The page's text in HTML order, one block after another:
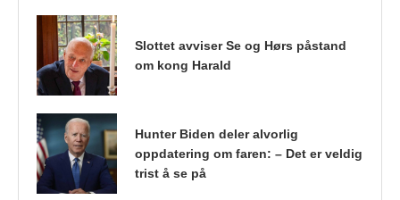
Slottet avviser Se og Hørs påstand
om kong Harald
Hunter Biden deler alvorlig
oppdatering om faren: – Det er veldig
trist å se på